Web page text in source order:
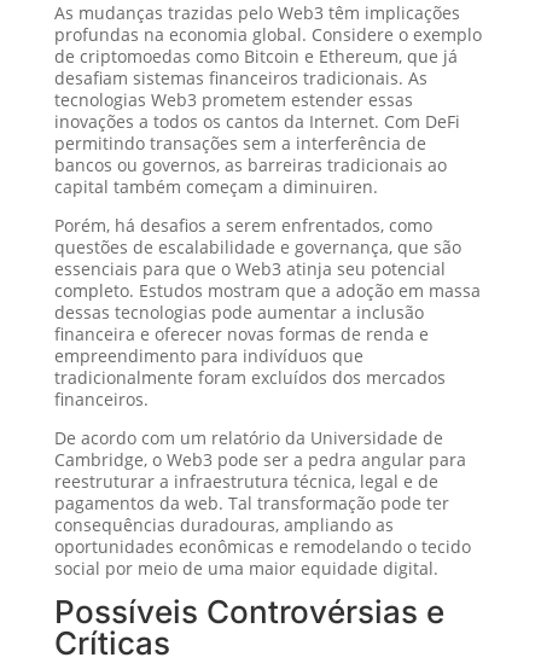
As mudanças trazidas pelo Web3 têm implicações
profundas na economia global. Considere o exemplo
de criptomoedas como Bitcoin e Ethereum, que já
desafiam sistemas financeiros tradicionais. As
tecnologias Web3 prometem estender essas
inovações a todos os cantos da Internet. Com DeFi
permitindo transações sem a interferência de
bancos ou governos, as barreiras tradicionais ao
capital também começam a diminuiren.
Porém, há desafios a serem enfrentados, como
questões de escalabilidade e governança, que são
essenciais para que o Web3 atinja seu potencial
completo. Estudos mostram que a adoção em massa
dessas tecnologias pode aumentar a inclusão
financeira e oferecer novas formas de renda e
empreendimento para indivíduos que
tradicionalmente foram excluídos dos mercados
financeiros.
De acordo com um relatório da Universidade de
Cambridge, o Web3 pode ser a pedra angular para
reestruturar a infraestrutura técnica, legal e de
pagamentos da web. Tal transformação pode ter
consequências duradouras, ampliando as
oportunidades econômicas e remodelando o tecido
social por meio de uma maior equidade digital.
Possíveis Controvérsias e
Críticas